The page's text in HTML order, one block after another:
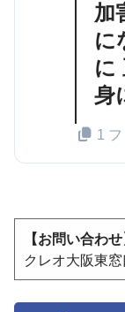
加
に
に
身
1
【お問い合わせ
クレオ大阪東